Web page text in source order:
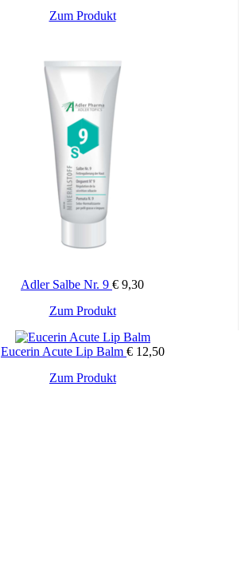
Zum Produkt
Adler Salbe Nr. 9 € 9,30
Zum Produkt
Eucerin Acute Lip Balm € 12,50
Zum Produkt